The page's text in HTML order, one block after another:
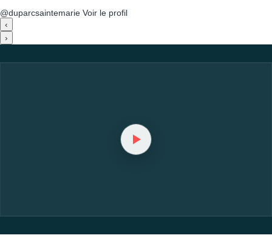
@duparcsaintemarie Voir le profil
‹
›